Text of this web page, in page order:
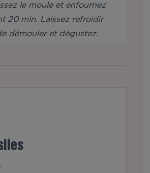
le moule et enfournez
20 min. Laissez refroidir
démouler et dégustez.